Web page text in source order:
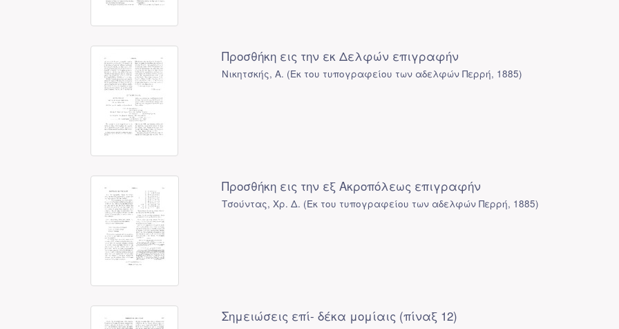
Προσθήκη εις την εκ Δελφών επιγραφήν
Νικητσκής, Α. (Εκ του τυπογραφείου των αδελφών Περρή, 1885)
Προσθήκη εις την εξ Ακροπόλεως επιγραφήν
Τσούντας, Χρ. Δ. (Εκ του τυπογραφείου των αδελφών Περρή, 1885)
Σημειώσεις επί- δέκα μομίαις (πίναξ 12)